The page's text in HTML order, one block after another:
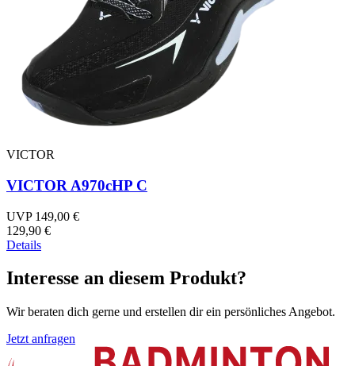
VICTOR
VICTOR A970cHP C
UVP 149,00 €
129,90 €
Details
Interesse an diesem Produkt?
Wir beraten dich gerne und erstellen dir ein persönliches Angebot.
Jetzt anfragen